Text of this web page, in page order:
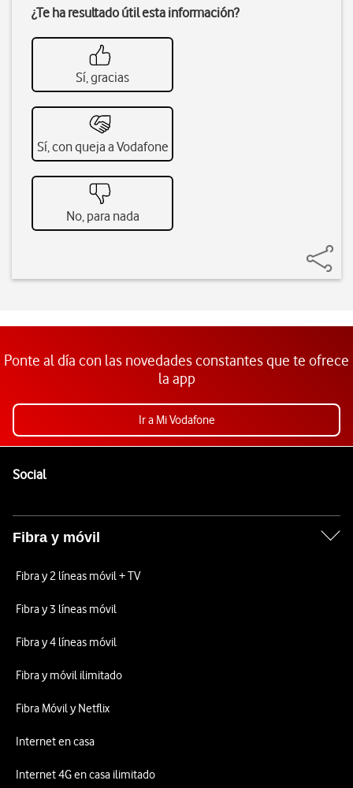
¿Te ha resultado útil esta información?
Sí, gracias
Sí, con queja a Vodafone
No, para nada
Ponte al día con las novedades constantes que te ofrece
la app
Ir a Mi Vodafone
SocialEnlaces a las redes sociales de Vodafone
Fibra y móvil
Fibra y 2 líneas móvil + TV
Fibra y 3 líneas móvil
Fibra y 4 líneas móvil
Fibra y móvil ilimitado
Fibra Móvil y Netflix
Internet en casa
Internet 4G en casa ilimitado